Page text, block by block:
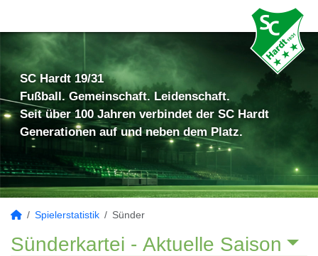
SC Hardt 19/31
Fußball. Gemeinschaft. Leidenschaft.
Seit über 100 Jahren verbindet der SC Hardt
Generationen auf und neben dem Platz.
Spielerstatistik Sünder
Sünderkartei - Aktuelle Saison